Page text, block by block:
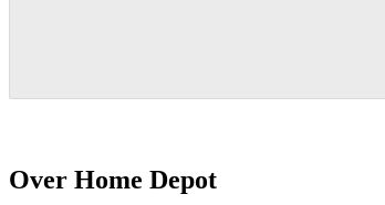
Over Home Depot